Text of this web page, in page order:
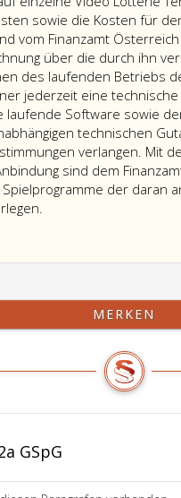
sowie die Kosten für
vom Finanzamt
über die durch ihn
des laufenden Betriebs
jederzeit eine
laufende Software sowie
technischen
verlangen. Mit
sind dem
der daran
MERKEN
GSpG